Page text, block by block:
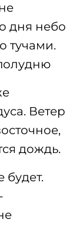
дня небо
тучами.
Ветер
дождь.
будет.